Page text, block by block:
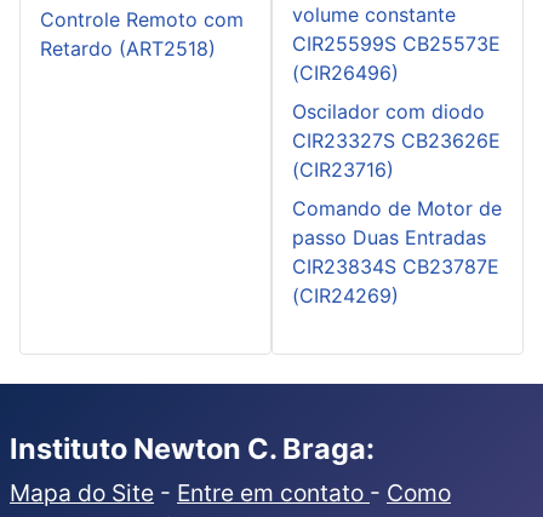
Controle Remoto com
Retardo (ART2518)
volume constante
CIR25599S CB25573E
(CIR26496)
Oscilador com diodo
CIR23327S CB23626E
(CIR23716)
Comando de Motor de
passo Duas Entradas
CIR23834S CB23787E
(CIR24269)
Instituto Newton C. Braga:
Mapa do Site - Entre em contato - Como